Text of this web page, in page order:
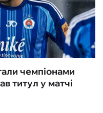
чемпіонами
титул у матчі